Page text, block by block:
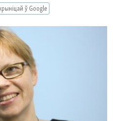
ў Google